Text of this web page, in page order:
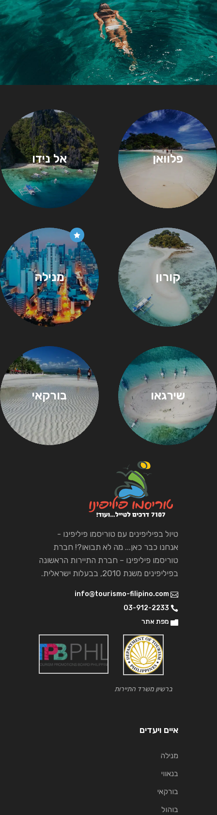
פלוואן אל נידו
קורון מנילה
שירגאו בורקאי
טיול בפיליפינים עם טוריסמו פיליפינו -
אנחנו כבר כאן... מה לא תבואו?! חברת
טוריסמו פיליפינו – חברת התיירות הראשונה
בפיליפינים משנת 2010, בבעלות ישראלית.
info@tourismo-filipino.com
03-912-2233
מפת אתר
ברשיון משרד התיירות
איים ויעדים
מנילה
בנאווי
בורקאי
בוהול